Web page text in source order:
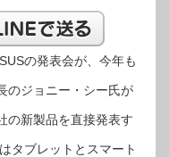
の発表会が、今年も
のジョニー・シー氏が
の新製品を直接発表す
タブレットとスマート